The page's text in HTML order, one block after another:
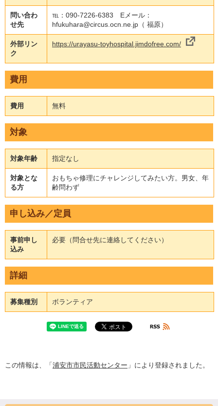
問い合わ
せ先
℡：090-7226-6383 Eメール：
hfukuhara@circus.ocn.ne.jp（ 福原）
外部リン
ク
https://urayasu-toyhospital.jimdofree.com/
費用
費用 無料
対象
対象年齢 指定なし
対象とな
る方
おもちゃ修理にチャレンジしてみたい方。男女、年
齢問わず
申し込み／定員
事前申し
込み
必要（問合せ先に連絡してください）
詳細
募集種別 ボランティア
この情報は、「浦安市市民活動センター 」により登録されました。